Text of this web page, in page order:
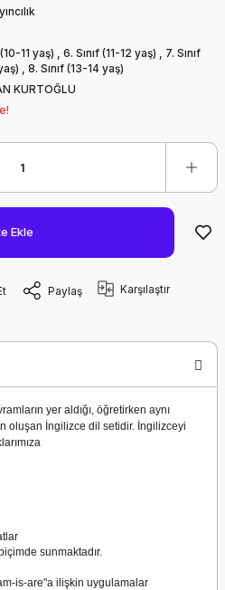
11 yaş) , 6. Sınıf (11-12 yaş) , 7. Sınıf
, 8. Sınıf (13-14 yaş)
KURTOĞLU
Ekle
Paylaş Karşılaştır
yer aldığı, öğretirken aynı
oluşan İngilizce dil setidir. İngilizceyi
sunmaktadır.
is-are"a ilişkin uygulamalar